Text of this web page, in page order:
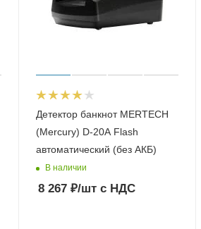
Детектор банкнот MERTECH
(Mercury) D-20А Flash
автоматический (без АКБ)
В наличии
8 267₽/штс НДС